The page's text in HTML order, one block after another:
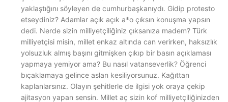
yaklaştığını söyleyen de cumhurbaşkanıydı. Gidip protesto
etseydiniz? Adamlar açık açık a*o çıksın konuşma yapsın
dedi. Nerde sizin milliyetçiliğiniz çıksanıza madem? Türk
milliyetçisi misin, millet enkaz altında can verirken, haksızlık
yolsuzluk almış başını gitmişken çıkıp bir basın açıklaması
yapmaya yemiyor ama? Bu nasıl vatanseverlik? Öğrenci
bıçaklamaya gelince aslan kesiliyorsunuz. Kağıttan
kaplanlarsınız. Olayın şehitlerle de ilgisi yok oraya çekip
ajitasyon yapan sensin. Millet aç sizin kof milliyetçiliğinizden